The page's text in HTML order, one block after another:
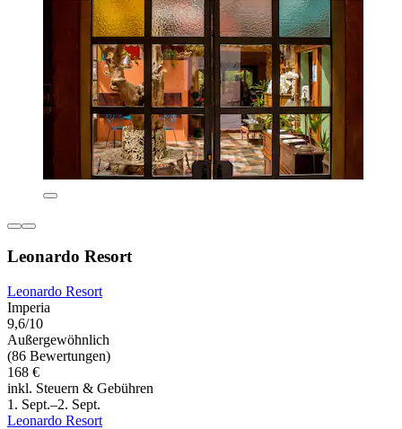
Leonardo Resort
Leonardo Resort
Imperia
9,6/10
Außergewöhnlich
(86 Bewertungen)
168 €
inkl. Steuern & Gebühren
1. Sept.–2. Sept.
Leonardo Resort